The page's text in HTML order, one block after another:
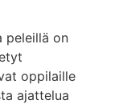
peleillä on
oppilaille
ajattelua